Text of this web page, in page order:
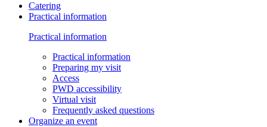
Catering
Practical information
Practical information
Practical information
Preparing my visit
Access
PWD accessibility
Virtual visit
Frequently asked questions
Organize an event